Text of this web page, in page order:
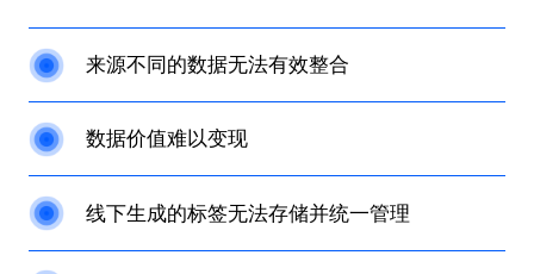
来源不同的数据无法有效整合
数据价值难以变现
线下生成的标签无法存储并统一管理